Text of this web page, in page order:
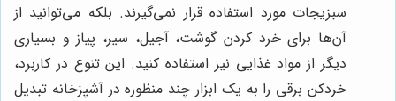
سبزیجات مورد استفاده قرار نمی‌گیرند. بلکه می‌توانید از
آن‌ها برای خرد کردن گوشت، آجیل، سیر، پیاز و بسیاری
دیگر از مواد غذایی نیز استفاده کنید. این تنوع در کاربرد،
خردکن برقی را به یک ابزار چند منظوره در آشپزخانه تبدیل